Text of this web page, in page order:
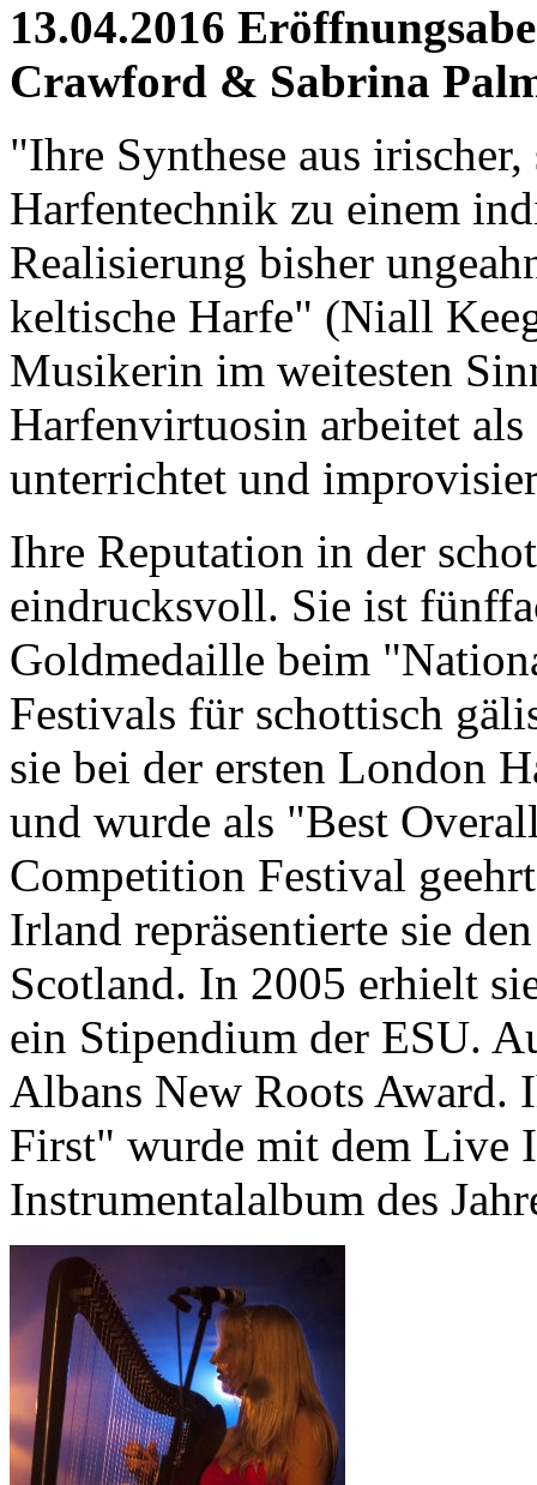
13.04.2016
Crawford & Sabrina
"Ihre Synthese aus
Harfentechnik zu einem
Realisierung bisher
keltische Harfe" (Niall
Musikerin im weitesten
Harfenvirtuosin arbeitet
unterrichtet und
Ihre Reputation in der
eindrucksvoll. Sie ist
Goldmedaille beim
Festivals für schottisch
sie bei der ersten London
und wurde als "Best
Competition Festival
Irland repräsentierte sie
Scotland. In 2005 erhielt
ein Stipendium der ESU.
Albans New Roots
First" wurde mit dem Live
Instrumentalalbum des